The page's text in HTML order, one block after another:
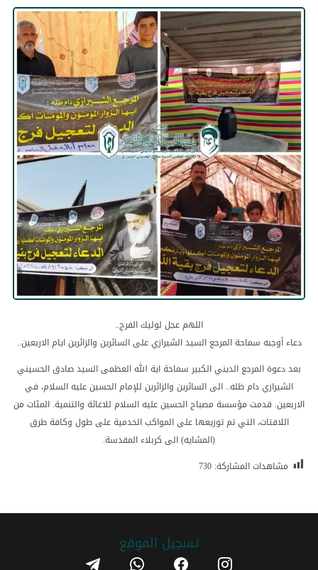
اللهم عجل لوليك الفرج..
دعاء أوجبه سماحة المرجع السيد الشيرازي على السائرين والزائرين ايام الاربعين..
بعد دعوة المرجع الديني الكبير سماحة اية الله العظمى السيد صادق الحسيني
الشيرازي دام ظله.. الى السائرين والزائرين للإمام الحسين عليه السلام، في
الاربعين. قدمت مؤسسة مصباح الحسين عليه السلام للاغاثة والتنمية. المئات من
اللافتات، التي تم توزيعها على المواكب الخدمية على طول وكافة طرق
(المشايه) الى كربلاء المقدسة.
مشاهدات المشاركة: 730
تسجیل الموقع instagram
facebook
whatsapp
telegram